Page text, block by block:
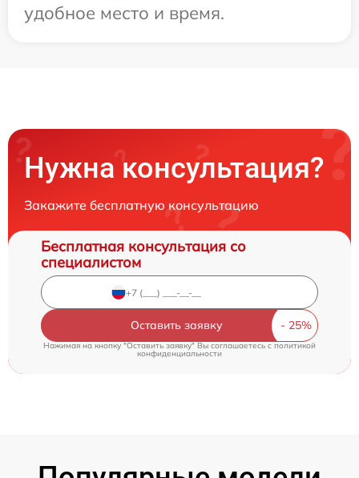
удобное место и время.
Нужна консультация?
Закажите бесплатную консультацию
Бесплатная консультация со
специалистом
Оставить заявку
Нажимая на кнопку "Оставить заявку" Вы соглашаетесь c политикой
конфиденциальности